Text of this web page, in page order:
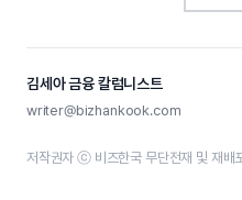
김세아 금융 칼럼니스트
writer@bizhankook.com
저작권자 ⓒ 비즈한국 무단전재 및 재배